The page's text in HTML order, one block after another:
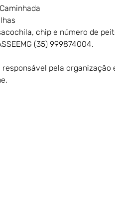
chip e número de
(35) 999874004.
responsável pela